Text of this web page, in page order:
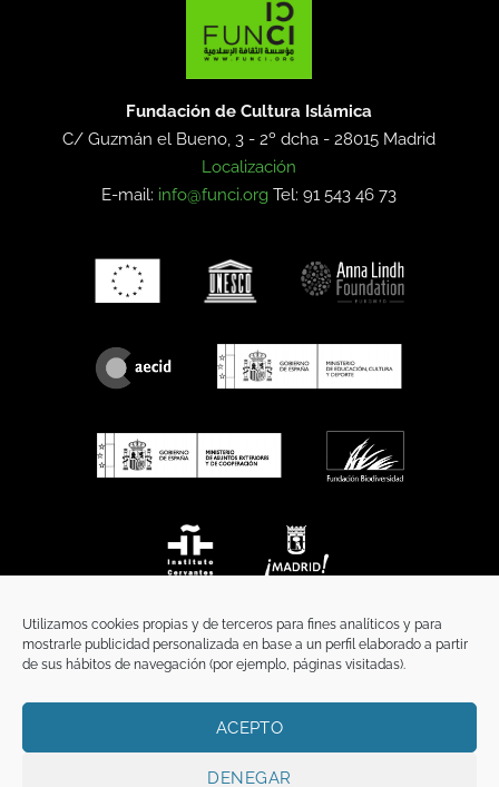
Utilizamos cookies propias y de terceros para fines analíticos y para
mostrarle publicidad personalizada en base a un perfil elaborado a partir
de sus hábitos de navegación (por ejemplo, páginas visitadas).
ACEPTO
DENEGAR
Fundación de Cultura Islámica
C/ Guzmán el Bueno, 3 - 2º dcha -28015 Madrid
Localización
E-mail: info@funci.org Tel: 91 543 46 73
TÉRMINOS Y CONDICIONES